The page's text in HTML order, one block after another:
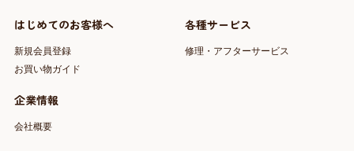
はじめてのお客様へ
新規会員登録
お買い物ガイド
各種サービス
修理・アフターサービス
企業情報
会社概要